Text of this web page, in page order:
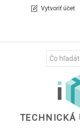
Vytvoriť účet
TECHNICKÁ